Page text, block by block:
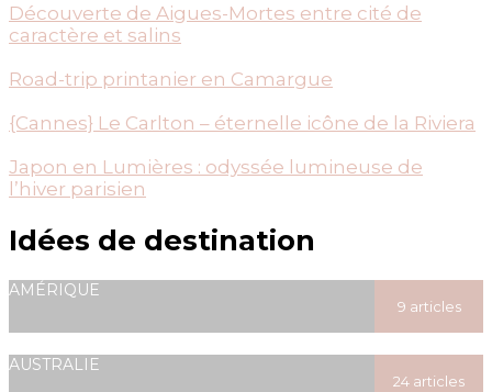
Découverte de Aigues-Mortes entre cité de
caractère et salins
Road-trip printanier en Camargue
{Cannes} Le Carlton – éternelle icône de la Riviera
Japon en Lumières : odyssée lumineuse de
l’hiver parisien
Idées de destination
AMÉRIQUE
9 articles
posted
AUSTRALIE
24 articles